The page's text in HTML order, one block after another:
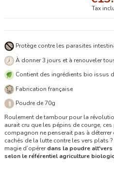
Tax
Protège contre les parasites
À donner 3 jours et à renouveler
Contient des ingrédients bio issus
Fabrication française
Poudre de 70g
Roulement de tambour pour la
aurait cru que les pépins de courge,
compagnon ne penserait pas à
cachés de la lutte contre les vers plats
magie d’opérerdans la poudre alt'vers
selon le référentiel agriculture